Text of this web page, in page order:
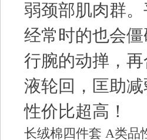
弱颈部肌肉群
经常时的也会
行腕的动掸，
液轮回，匡助
性价比超高！
长绒棉四件套 A类品